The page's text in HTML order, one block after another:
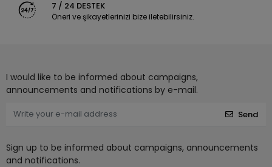
7 / 24 DESTEK
Öneri ve şikayetlerinizi bize iletebilirsiniz.
I would like to be informed about campaigns,
announcements and notifications by e-mail.
Send
Sign up to be informed about campaigns, announcements
and notifications.